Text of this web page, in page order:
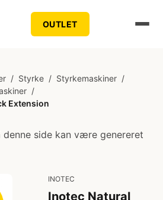
OUTLET
/ Styrke / Styrkemaskiner /
/
Extension
side kan være genereret
INOTEC
Inotec Natural